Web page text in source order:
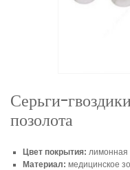
Серьги-
позолота
Цвет покрытия: лимонная
Материал: медицинское